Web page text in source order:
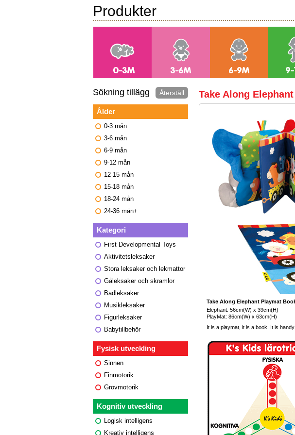
Produkter
Sökning tillägg Återställ
Ålder
0-3 mån
3-6 mån
6-9 mån
9-12 mån
12-15 mån
15-18 mån
18-24 mån
24-36 mån+
Kategori
First Developmental Toys
Aktivitetsleksaker
Stora leksaker och lekmattor
Gåleksaker och skramlor
Badleksaker
Musikleksaker
Figurleksaker
Babytillbehör
Fysisk utveckling
Sinnen
Finmotorik
Grovmotorik
Kognitiv utveckling
Logisk intelligens
Kreativ intelligens
Take Along
Take Along Elephant Playmat
Elephant: 56cm(W) x 39cm(H)
PlayMat: 86cm(W) x 63cm(H)
It is a playmat, it is a book. It is